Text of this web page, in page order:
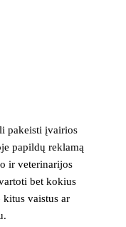
pakeisti įvairios
papildų reklamą
ir veterinarijos
bet kokius
kitus vaistus ar